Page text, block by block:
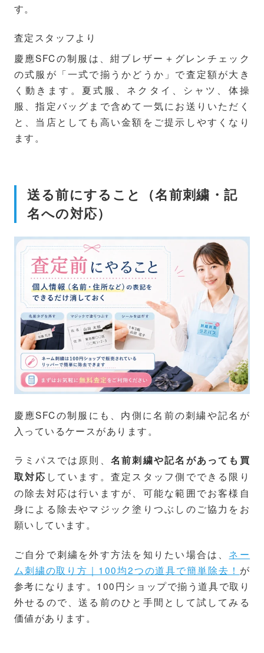
す。
査定スタッフより
慶應SFCの制服は、紺ブレザー＋グレンチェック
の式服が「一式で揃うかどうか」で査定額が大き
く動きます。夏式服、ネクタイ、シャツ、体操
服、指定バッグまで含めて一気にお送りいただく
と、当店としても高い金額をご提示しやすくなり
ます。
送る前にすること（名前刺繍・記
名への対応）
慶應SFCの制服にも、内側に名前の刺繍や記名が
入っているケースがあります。
ラミパスでは原則、 名前刺繍や記名があっても買
取対応 しています。査定スタッフ側でできる限り
の除去対応は行いますが、可能な範囲でお客様自
身による除去やマジック塗りつぶしのご協力をお
願いしています。
ご自分で刺繍を外す方法を知りたい場合は、 ネー
ム刺繍の取り方｜100均2つの道具で簡単除去！ が
参考になります。100円ショップで揃う道具で取り
外せるので、送る前のひと手間として試してみる
価値があります。